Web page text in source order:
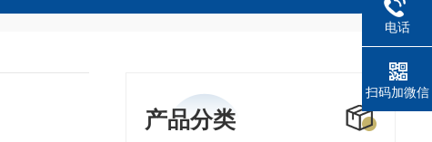
产品分类
电话
扫码加微信